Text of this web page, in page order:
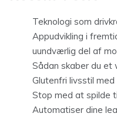
Teknologi som
Appudvikling i
uundværlig del af
Sådan skaber du et
Glutenfri livsstil
Stop med at spilde
Automatiser dine